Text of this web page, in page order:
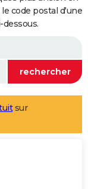
code postal d'une
sur